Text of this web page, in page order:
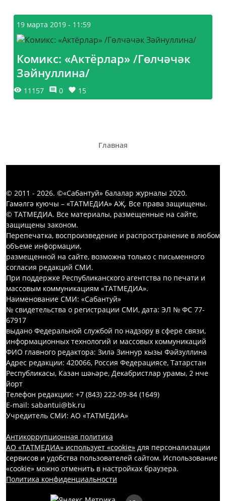
19 марта 2019 - 11:59
Комикс: «Актёрлар» /Гөлчәчәк
Зәйнуллина/
11157 0 15
Главная
© 2011 - 2026. ©«Сабантуй» балалар журналы 2020.
Гамәлгә куючы – «ТАТМЕДИА» АҖ. Все права защищены.
© ТАТМЕДИА. Все материалы, размещенные на сайте,
защищены законом.
Перепечатка, воспроизведение и распространение в любом
объеме информации,
размещенной на сайте, возможна только с письменного
согласия редакций СМИ.
При поддержке Республиканского агентства по печати и
массовым коммуникациям «ТАТМЕДИА».
Наименование СМИ: «Сабантуй»
№ свидетельства о регистрации СМИ, дата: ЭЛ № ФС 77-
67917
выдано Федеральной службой по надзору в сфере связи,
информационных технологий и массовых коммуникаций
ФИО главного редактора: Зилә Зиннур кызы Фәйзуллина
Адрес редакции: 420066, Россия Федерациясе, Татарстан
Республикасы, Казан шәһәре, Декабристлар урамы, 2 нче
йорт
Телефон редакции: +7 (843) 222-09-84 (1649)
E-mail: sabantui@bk.ru
Учредитель СМИ: АО «ТАТМЕДИА»
Антикоррупционная политика
АО «ТАТМЕДИА» использует «cookie» для персонализации
сервисов и удобства пользователей сайтом. Использование
«cookie» можно отменить в настройках браузера.
Политика конфиденциальности